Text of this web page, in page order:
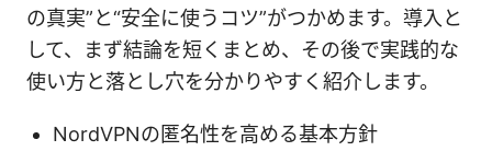
の真実”と“安全に使うコツ”がつかめます。導入と
して、まず結論を短くまとめ、その後で実践的な
使い方と落とし穴を分かりやすく紹介します。
NordVPNの匿名性を高める基本方針